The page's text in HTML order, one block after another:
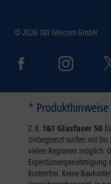
© 2026 1&1 Telecom GmbH